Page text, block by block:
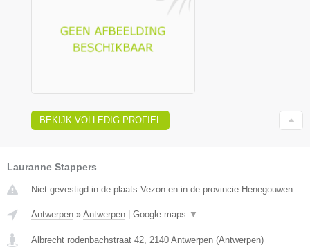
BEKIJK VOLLEDIG PROFIEL
Lauranne Stappers
Niet gevestigd in de plaats Vezon en in de provincie Henegouwen.
Antwerpen » Antwerpen | Google maps ▼
Albrecht rodenbachstraat 42 2140 Antwerpen (Antwerpen)